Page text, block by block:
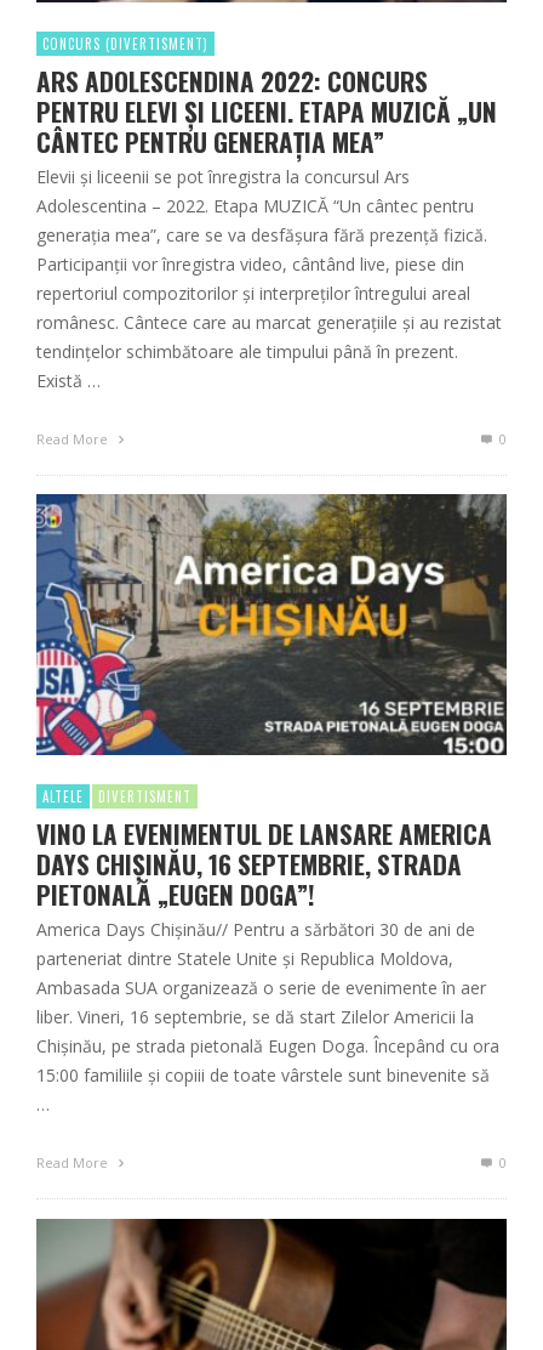
CONCURS (DIVERTISMENT)
ARS ADOLESCENDINA 2022: CONCURS
PENTRU ELEVI ȘI LICEENI. ETAPA MUZICĂ „UN
CÂNTEC PENTRU GENERAȚIA MEA”
Elevii și liceenii se pot înregistra la concursul Ars
Adolescentina – 2022. Etapa MUZICĂ “Un cântec pentru
generația mea”, care se va desfășura fără prezență fizică.
Participanții vor înregistra video, cântând live, piese din
repertoriul compozitorilor și interpreților întregului areal
românesc. Cântece care au marcat generațiile și au rezistat
tendințelor schimbătoare ale timpului până în prezent.
Există …
Read More 0
ALTELE DIVERTISMENT
VINO LA EVENIMENTUL DE LANSARE AMERICA
DAYS CHIȘINĂU, 16 SEPTEMBRIE, STRADA
PIETONALĂ „EUGEN DOGA”!
America Days Chișinău// Pentru a sărbători 30 de ani de
parteneriat dintre Statele Unite și Republica Moldova,
Ambasada SUA organizează o serie de evenimente în aer
liber. Vineri, 16 septembrie, se dă start Zilelor Americii la
Chișinău, pe strada pietonală Eugen Doga. Începând cu ora
15:00 familiile și copiii de toate vârstele sunt binevenite să
…
Read More 0